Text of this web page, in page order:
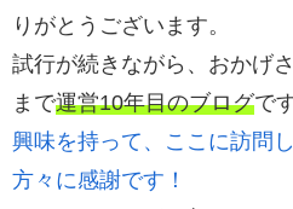
りがとうございます。
試行が続きながら、おかげさ
まで運営10年目のブログで
興味を持って、ここに訪問
方々に感謝です！